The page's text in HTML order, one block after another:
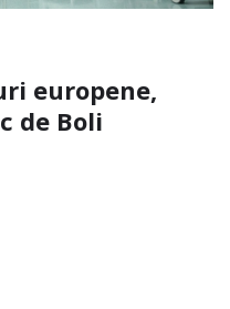
europene,
de Boli